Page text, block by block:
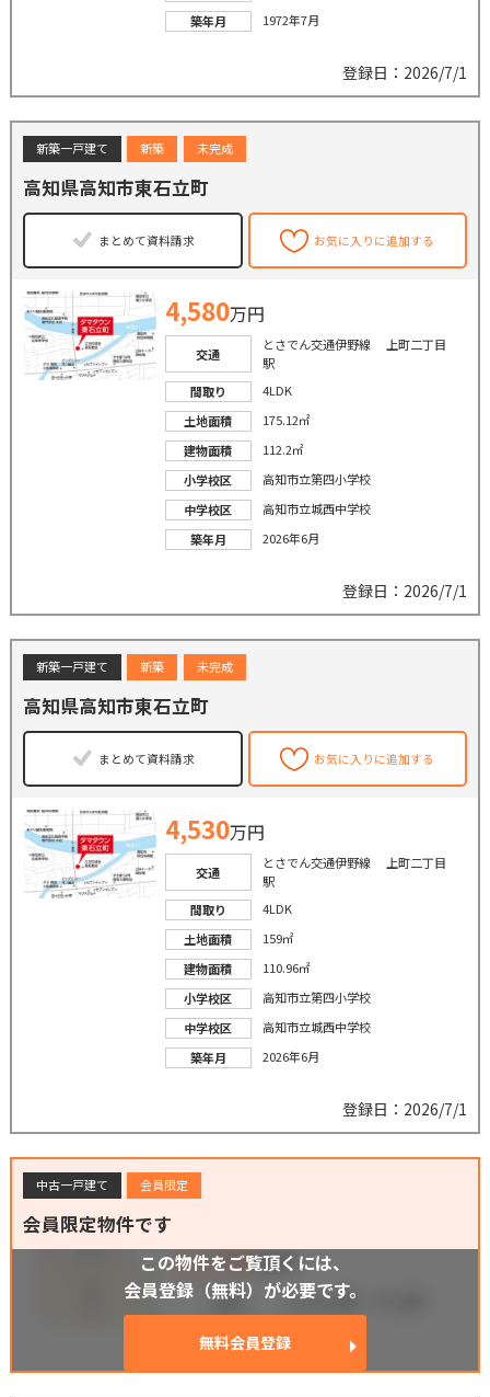
築年月
1972年7月
登録日：2026/7/1
新築一戸建て 新築 未完成
高知県高知市東石立町
まとめて資料請求 お気に入りに追加する
4,580万円
交通
とさでん交通伊野線 上町二丁目
駅
間取り
4LDK
土地面積
175.12㎡
建物面積
112.2㎡
小学校区
高知市立第四小学校
中学校区
高知市立城西中学校
築年月
2026年6月
登録日：2026/7/1
新築一戸建て 新築 未完成
高知県高知市東石立町
まとめて資料請求 お気に入りに追加する
4,530万円
交通
とさでん交通伊野線 上町二丁目
駅
間取り
4LDK
土地面積
159㎡
建物面積
110.96㎡
小学校区
高知市立第四小学校
中学校区
高知市立城西中学校
築年月
2026年6月
登録日：2026/7/1
中古一戸建て 会員限定
会員限定物件です
この物件をご覧頂くには、
会員登録（無料）が必要です。
無料会員登録